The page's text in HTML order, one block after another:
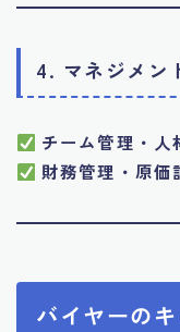
4. マネジメン
チーム管理・人
財務管理・原価
バイヤーの